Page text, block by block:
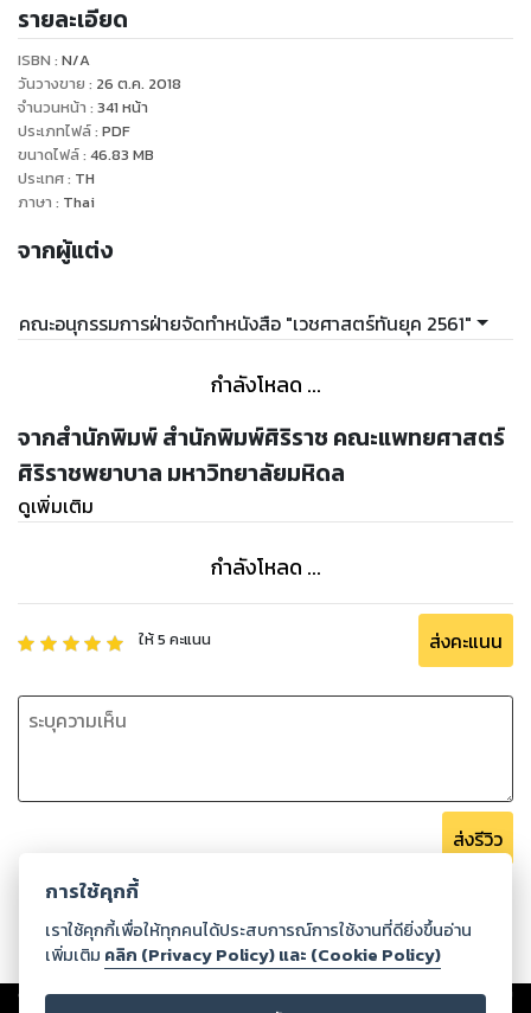
ต่าง ๆ ด้านสุขภาพ ให้เกิดความเชื่อมโยงเพื่อนำไปสู่การพัฒนา
ด้านการแพทย์และการสาธารณสุขในภูมิภาคอาเซียน กอง
บรรณาธิการจึงจัดทำหนังสือ ""เวชศาสตร์ทันยุค 2561"" ขึ้นและ
เน้นเนื้อหาเกี่ยวกับโรคหรือภาวะที่มีผลกระทบต่อสุขภาพและ
ต้องการการดูแลแบบสหสาขาวิชา คณะผู้นิพนธ์และกอง
บรรณาธิการมีความมุ่งมั่นที่จะนำความรู้ที่ได้รวบรวมมาเรียบเรียง
เป็นหนังสือเพื่อให้บุคลากรทางการแพทย์ทุกท่านสามารถนำไป
ต่อคุณภาพชีวิตที่ดีของปวงชนชาวไทย "
รายละเอียด
ISBN : N/A
วันวางขาย : 26 ต.ค. 2018
จำนวนหน้า : 341 หน้า
ประเภทไฟล์: PDF
ขนาดไฟล์: 46.83 MB
ประเทศ: TH
ภาษา : Thai
จากผู้แต่ง
คณะอนุกรรมการฝ่ายจัดทำหนังสือ "เวชศาสตร์ทันยุค 2561"
กำลังโหลด ...
จากสำนักพิมพ์ สำนักพิมพ์ศิริราช คณะแพทยศาสตร์
ศิริราชพยาบาล มหาวิทยาลัยมหิดล
ดูเพิ่มเติม
กำลังโหลด ...
ให้5 คะแนน ส่งคะแนน
ส่งรีวิว
Copyright ©2026Storylog Co., Ltd. - สตอรี่ล็อกขอสงวนสิทธิ์ไม่รับผิดชอบ
การใช้คุกกี้
เราใช้คุกกี้เพื่อให้ทุกคนได้ประสบการณ์การใช้งานที่ดียิ่งขึ้นอ่าน
เพิ่มเติม คลิก (Privacy Policy) และ (Cookie Policy)